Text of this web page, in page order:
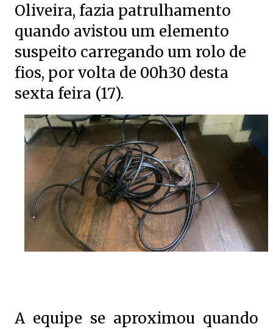
Oliveira, fazia patrulhamento
quando avistou um elemento
suspeito carregando um rolo de
fios, por volta de 00h30 desta
sexta feira (17).
A equipe se aproximou quando